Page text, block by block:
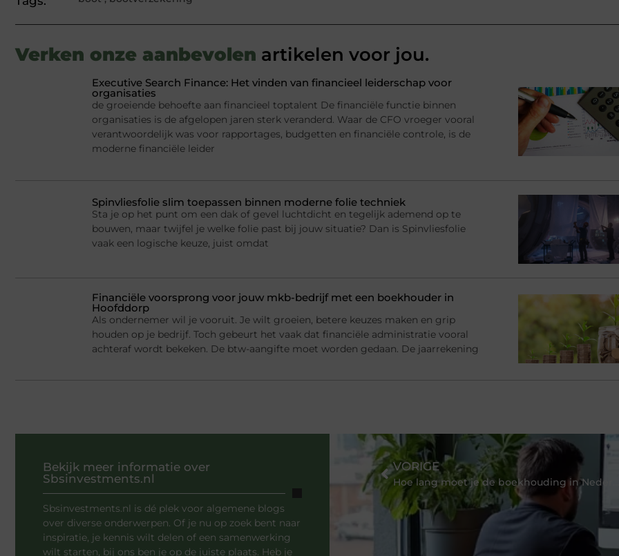
Verken onze aanbevolen artikelen voor jou.
Executive Search Finance: Het vinden van financieel leiderschap voor
organisaties
de groeiende behoefte aan financieel toptalent De financiële functie binnen
organisaties is de afgelopen jaren sterk veranderd. Waar de CFO vroeger vooral
verantwoordelijk was voor rapportages, budgetten en financiële controle, is de
moderne financiële leider
Spinvliesfolie slim toepassen binnen moderne folie techniek
Sta je op het punt om een dak of gevel luchtdicht en tegelijk ademend op te
bouwen, maar twijfel je welke folie past bij jouw situatie? Dan is Spinvliesfolie
vaak een logische keuze, juist omdat
Financiële voorsprong voor jouw mkb-bedrijf met een boekhouder in
Hoofddorp
Als ondernemer wil je vooruit. Je wilt groeien, betere keuzes maken en grip
houden op je bedrijf. Toch gebeurt het vaak dat financiële administratie vooral
achteraf wordt bekeken. De btw-aangifte moet worden gedaan. De jaarrekening
Bekijk meer informatie over
Sbsinvestments.nl
Sbsinvestments.nl is dé plek voor algemene blogs
over diverse onderwerpen. Of je nu op zoek bent naar
inspiratie, je kennis wilt delen of een samenwerking
wilt starten, bij ons ben je op de juiste plaats. Heb je
VORIGE